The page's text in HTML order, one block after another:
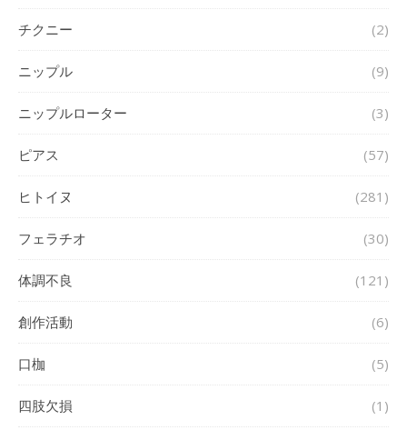
チクニー (2)
ニップル (9)
ニップルローター (3)
ピアス (57)
ヒトイヌ (281)
フェラチオ (30)
体調不良 (121)
創作活動 (6)
口枷 (5)
四肢欠損 (1)